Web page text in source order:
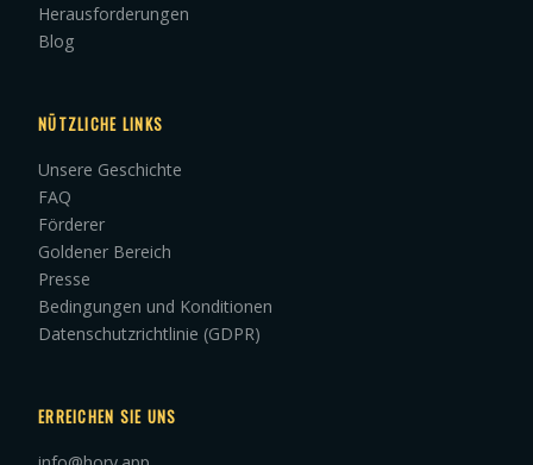
Herausforderungen
Blog
NÜTZLICHE LINKS
Unsere Geschichte
FAQ
Förderer
Goldener Bereich
Presse
Bedingungen und Konditionen
Datenschutzrichtlinie (GDPR)
ERREICHEN SIE UNS